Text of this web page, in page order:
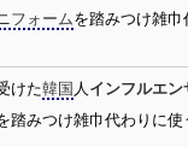
フォームを踏みつけ雑巾
けた韓国 人 インフルエン
踏みつけ雑巾代わりに使